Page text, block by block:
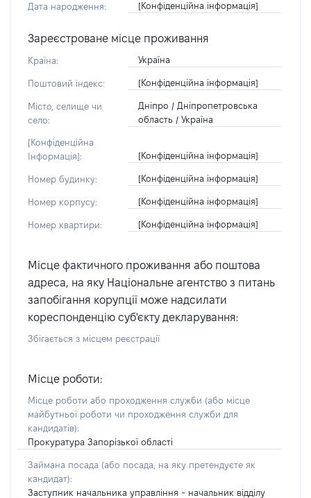
Дата народження: [Конфіденційна інформація]
Зареєстроване місце проживання
Країна: Україна
Поштовий індекс: [Конфіденційна інформація]
Місто, селище чи
село:
Дніпро / Дніпропетровська
область / Україна
[Конфіденційна
Інформація]:
[Конфіденційна інформація]
Номер будинку: [Конфіденційна інформація]
Номер корпусу: [Конфіденційна інформація]
Номер квартири: [Конфіденційна інформація]
Місце фактичного проживання або поштова
адреса, на яку Національне агентство з питань
запобігання корупції може надсилати
кореспонденцію суб'єкту декларування:
Збігається з місцем реєстрації
Місце роботи:
Місце роботи або проходження служби (або місце
майбутньої роботи чи проходження служби для
кандидатів):
Прокуратура Запорізької області
Займана посада (або посада, на яку претендуєте як
кандидат):
Заступник начальника управління - начальник відділу